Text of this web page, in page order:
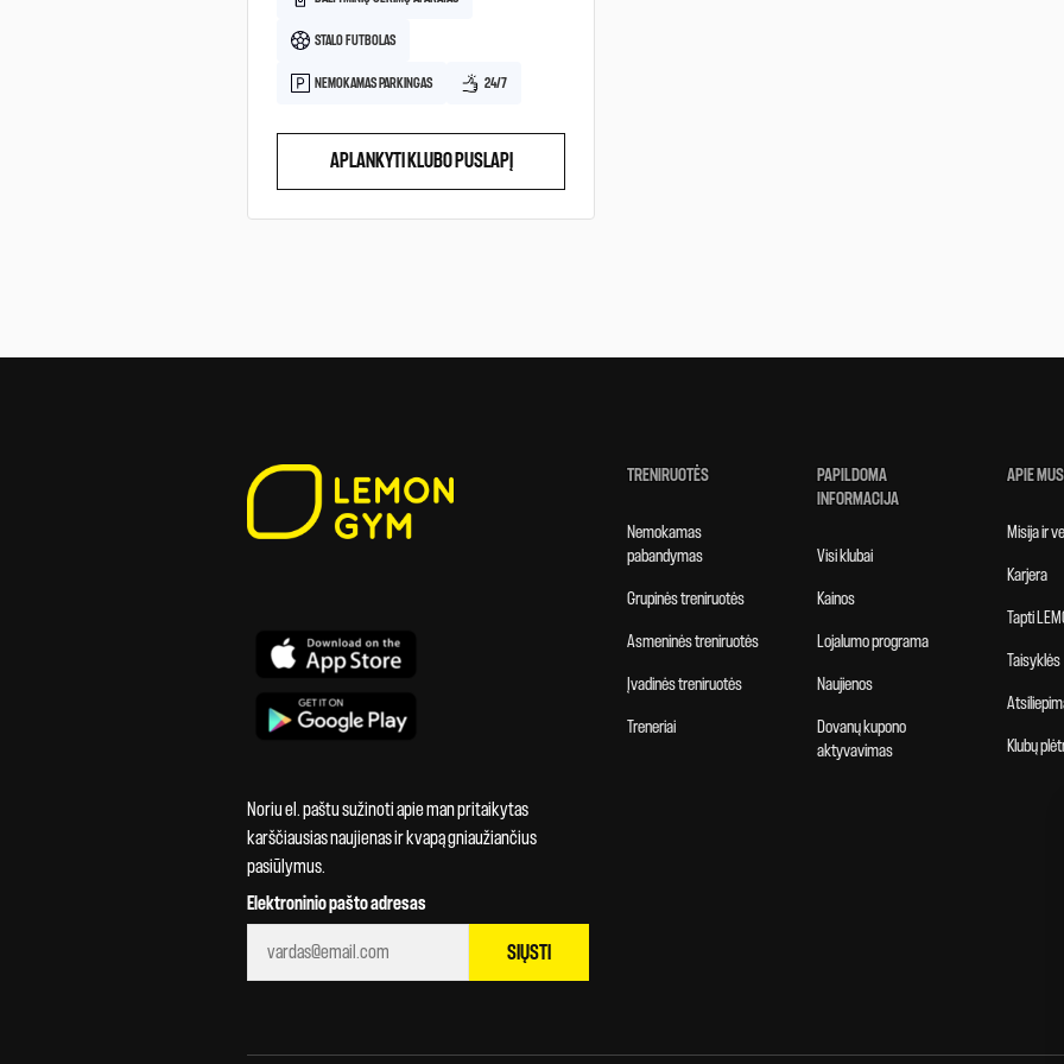
STALO FUTBOLAS
NEMOKAMAS PARKINGAS 24/7
APLANKYTI KLUBO PUSLAPĮ
Noriu el. paštu sužinoti apie man pritaikytas
karščiausias naujienas ir kvapą gniaužiančius
pasiūlymus.
Elektroninio pašto adresas
SIŲSTI
TRENIRUOTĖS
Nemokamas
pabandymas
Grupinės treniruotės
Asmeninės treniruotės
Įvadinės treniruotės
Treneriai
PAPILDOMA
INFORMACIJA
Visi klubai
Kainos
Lojalumo programa
Naujienos
Dovanų kupono
aktyvavimas
APIE MUS
Misija ir
Karjera
Tapti
Taisyklės
Klubų